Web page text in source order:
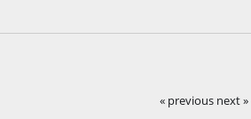
« previous next »